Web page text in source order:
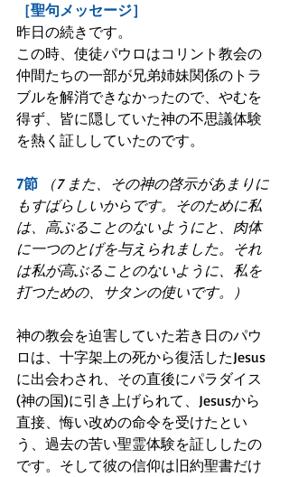
［聖句メッセージ］
昨日の続きです。
この時、使徒パウロはコリント教会の
仲間たちの一部が兄弟姉妹関係のトラ
ブルを解消できなかったので、やむを
得ず、皆に隠していた神の不思議体験
を熱く証ししていたのです。
7節
（7 また、その神の啓示があまりに
もすばらしいからです。そのために私
は、高ぶることのないようにと、肉体
に一つのとげを与えられました。それ
は私が高ぶることのないように、私を
打つための、サタンの使いです。）
神の教会を迫害していた若き日のパウ
ロは、十字架上の死から復活したJesus
に出会わされ、その直後にパラダイス
(神の国)に引き上げられて、Jesusから
直接、悔い改めの命令を受けたとい
う、過去の苦い聖霊体験を証ししたの
です。そして彼の信仰は旧約聖書だけ